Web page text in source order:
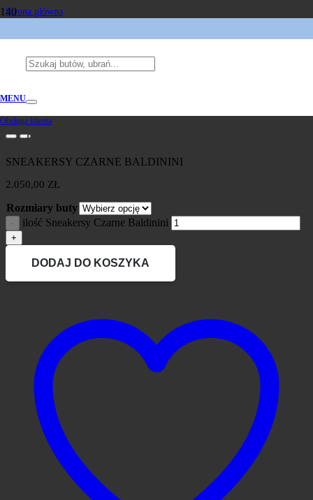
MENU
Produkt
Obsługa klienta
Strona główna
BALDININI
SNEAKERSY CZARNE BALDININI
2.050,00 ZŁ
Rozmiary buty
ilość Sneakersy Czarne Baldinini
DODAJ DO KOSZYKA